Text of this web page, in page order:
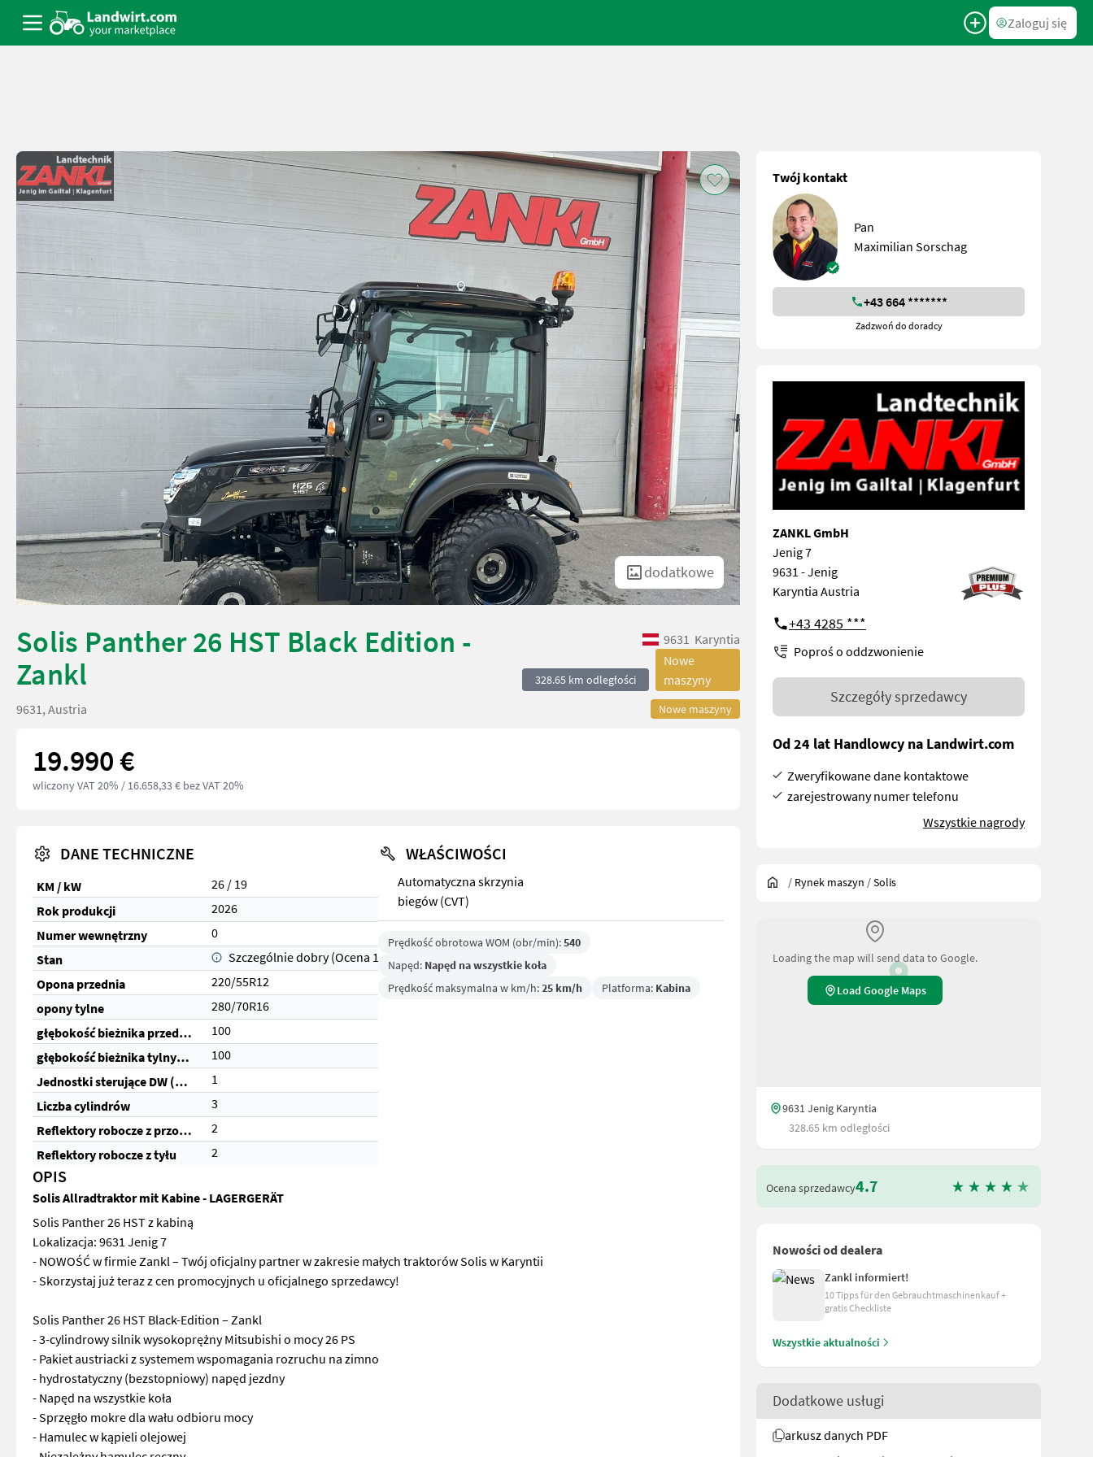
Zaloguj się
dodatkowe
Solis Panther 26 HST Black Edition -
Zankl
9631 Karyntia
328.65 km odległości
Nowe
maszyny
Nowe maszyny
9631, Austria
19.990 €
wliczony VAT 20% / 16.658,33 € bez VAT 20%
DANE TECHNICZNE
KM / kW
26 / 19
Rok produkcji
2026
Numer wewnętrzny
0
Stan
Szczególnie dobry (Ocena 1)
Opona przednia
220/55R12
opony tylne
280/70R16
głębokość bieżnika przednich opon (%)
100
głębokość bieżnika tylnych opon (%)
100
Jednostki sterujące DW (razem)
1
Liczba cylindrów
3
Reflektory robocze z przodu
2
Reflektory robocze z tyłu
2
WŁAŚCIWOŚCI
Automatyczna skrzynia
biegów (CVT)
Prędkość obrotowa WOM (obr/min):540
Napęd: Napęd na wszystkie koła
Prędkość maksymalna w km/h:25 km/h Platforma: Kabina
OPIS
Solis Allradtraktor mit Kabine - LAGERGERÄT
Solis Panther 26 HST z kabiną
Lokalizacja: 9631 Jenig 7
- NOWOŚĆ w firmie Zankl – Twój oficjalny partner w zakresie małych traktorów Solis w Karyntii
- Skorzystaj już teraz z cen promocyjnych u oficjalnego sprzedawcy!
Solis Panther 26 HST Black-Edition – Zankl
- 3-cylindrowy silnik wysokoprężny Mitsubishi o mocy 26 PS
- Pakiet austriacki z systemem wspomagania rozruchu na zimno
- hydrostatyczny (bezstopniowy) napęd jezdny
- Napęd na wszystkie koła
- Sprzęgło mokre dla wału odbioru mocy
- Hamulec w kąpieli olejowej
Twój kontakt
Pan
Maximilian Sorschag
+43 664 *******
Zadzwoń do doradcy
ZANKL GmbH
Jenig 7
9631 - Jenig
Karyntia Austria
+43 4285 ***
Poproś o oddzwonienie
Szczegóły sprzedawcy
Od 24 lat Handlowcy na Landwirt.com
Zweryfikowane dane kontaktowe
zarejestrowany numer telefonu
Wszystkie nagrody
/ Rynek maszyn /Solis
Loading the map will send data to Google.
Load Google Maps
9631 Jenig Karyntia
328.65 km odległości
Ocena sprzedawcy4.7
Nowości od dealera
Zankl informiert!
10 Tipps für den Gebrauchtmaschinenkauf +
gratis Checkliste
Wszystkie aktualności
Dodatkowe usługi
arkusz danych PDF